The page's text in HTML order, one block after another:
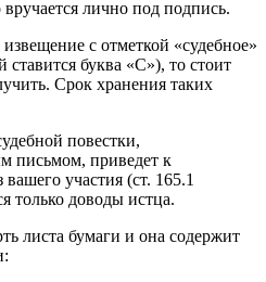
лично под подпись.
с отметкой «судебное»
буква «С»), то стоит
Срок хранения таких
повестки,
письмом, приведет к
участия (ст. 165.1
только доводы истца.
листа бумаги и она содержит